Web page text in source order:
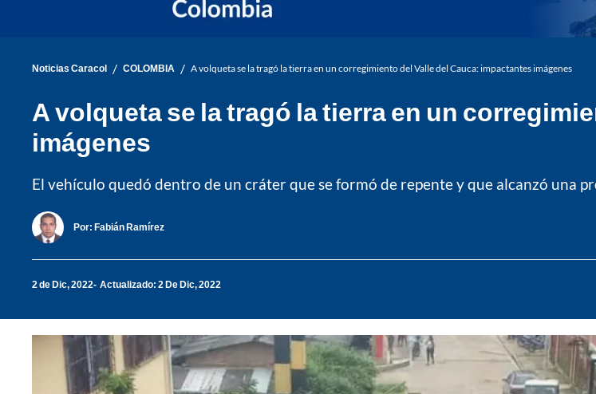
Noticias Caracol / COLOMBIA / A volqueta se la tragó la tierra en un corregimiento del Valle del Cauca: impactantes imágenes
A volqueta se la tragó la tierra en un
imágenes
El vehículo quedó dentro de un cráter que se formó de repente y que alcanzó una
Por: Fabián Ramírez
2 de Dic, 2022 Actualizado: 2 De Dic, 2022